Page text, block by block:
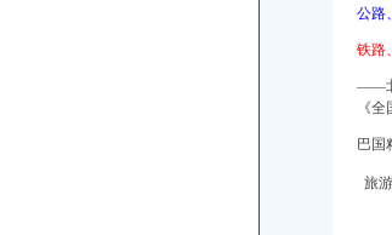
重庆38个区（县）经济实力排行榜出炉,快来看看你家乡排第几
【重庆从海关到巴国城路口（九龙坡公检法）怎么走】用车问
公路、
铁路、
——北
《
巴国
旅